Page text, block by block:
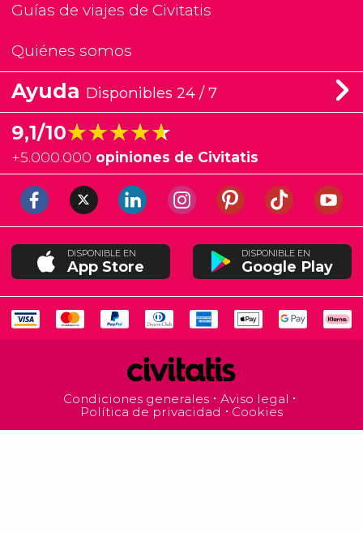
Guías de viajes de Civitatis
Quiénes somos
Ayuda Disponibles 24 / 7
9,1/10★★★★★
★★★★★
+5.000.000 opiniones de Civitatis
DISPONIBLE EN
App Store
DISPONIBLE EN
Google Play
Condiciones generales
Aviso legal
Política de privacidad
Cookies